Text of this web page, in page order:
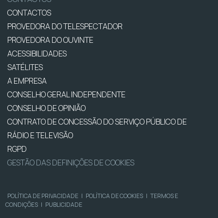
CONTACTOS
PROVEDORA DO TELESPECTADOR
PROVEDORA DO OUVINTE
ACESSIBILIDADES
SATÉLITES
A EMPRESA
CONSELHO GERAL INDEPENDENTE
CONSELHO DE OPINIÃO
CONTRATO DE CONCESSÃO DO SERVIÇO PÚBLICO DE
RÁDIO E TELEVISÃO
RGPD
GESTÃO DAS DEFINIÇÕES DE COOKIES
POLÍTICA DE PRIVACIDADE | POLÍTICA DE COOKIES | TERMOS E
CONDIÇÕES | PUBLICIDADE